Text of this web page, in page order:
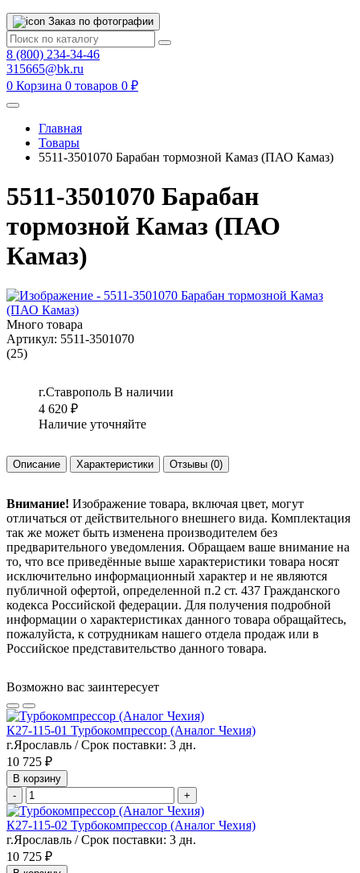
Заказ по фотографии
8 (800) 234-34-46
315665@bk.ru
0 Корзина 0 товаров 0 ₽
Главная
Товары
5511-3501070 Барабан тормозной Камаз (ПАО Камаз)
5511-3501070 Барабан
тормозной Камаз (ПАО
Камаз)
Много товара
Артикул: 5511-3501070
(25)
г.Ставрополь В наличии
4 620 ₽
Наличие уточняйте
Описание Характеристики Отзывы (0)
Внимание! Изображение товара, включая цвет, могут
отличаться от действительного внешнего вида. Комплектация
так же может быть изменена производителем без
предварительного уведомления. Обращаем ваше внимание на
то, что все приведённые выше характеристики товара носят
исключительно информационный характер и не являются
публичной офертой, определенной п.2 ст. 437 Гражданского
кодекса Российской федерации. Для получения подробной
информации о характеристиках данного товара обращайтесь,
пожалуйста, к сотрудникам нашего отдела продаж или в
Российское представительство данного товара.
Возможно вас заинтересует
К27-115-01 Турбокомпрессор (Аналог Чехия)
г.Ярославль / Срок поставки: 3 дн.
10 725 ₽
В корзину
-
+
К27-115-02 Турбокомпрессор (Аналог Чехия)
г.Ярославль / Срок поставки: 3 дн.
10 725 ₽